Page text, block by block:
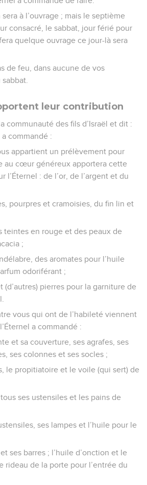
à l’ouvrage ; mais le septième
consacré, le sabbat, jour férié pour
quelque ouvrage ce jour-là sera
de feu, dans aucune de vos
leur contribution
communauté des fils d’Israël et dit :
commandé :
appartient un prélèvement pour
au cœur généreux apportera cette
l’Éternel : de l’or, de l’argent et du
pourpres et cramoisies, du fin lin et
teintes en rouge et des peaux de
;
des aromates pour l’huile
odoriférant ;
(d’autres) pierres pour la garniture de
vous qui ont de l’habileté viennent
a commandé :
et sa couverture, ses agrafes, ses
ses colonnes et ses socles ;
le propitiatoire et le voile (qui sert) de
ses ustensiles et les pains de
ses lampes et l’huile pour le
ses barres ; l’huile d’onction et le
rideau de la porte pour l’entrée du